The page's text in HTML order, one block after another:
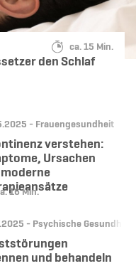
Lesedauer:
ca. 15 Min.
den Schlaf
- Kategorie:
Frauengesundheit
16 Min.
verstehen:
Ursachen
- Kategorie:
Psychische Gesundheit
und behandeln